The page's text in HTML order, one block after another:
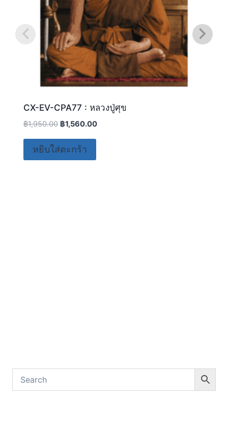
CX-EV-CPA77 : หลวงปู่ศุข
฿1,950.00 ฿1,560.00
หยิบใส่ตะกร้า